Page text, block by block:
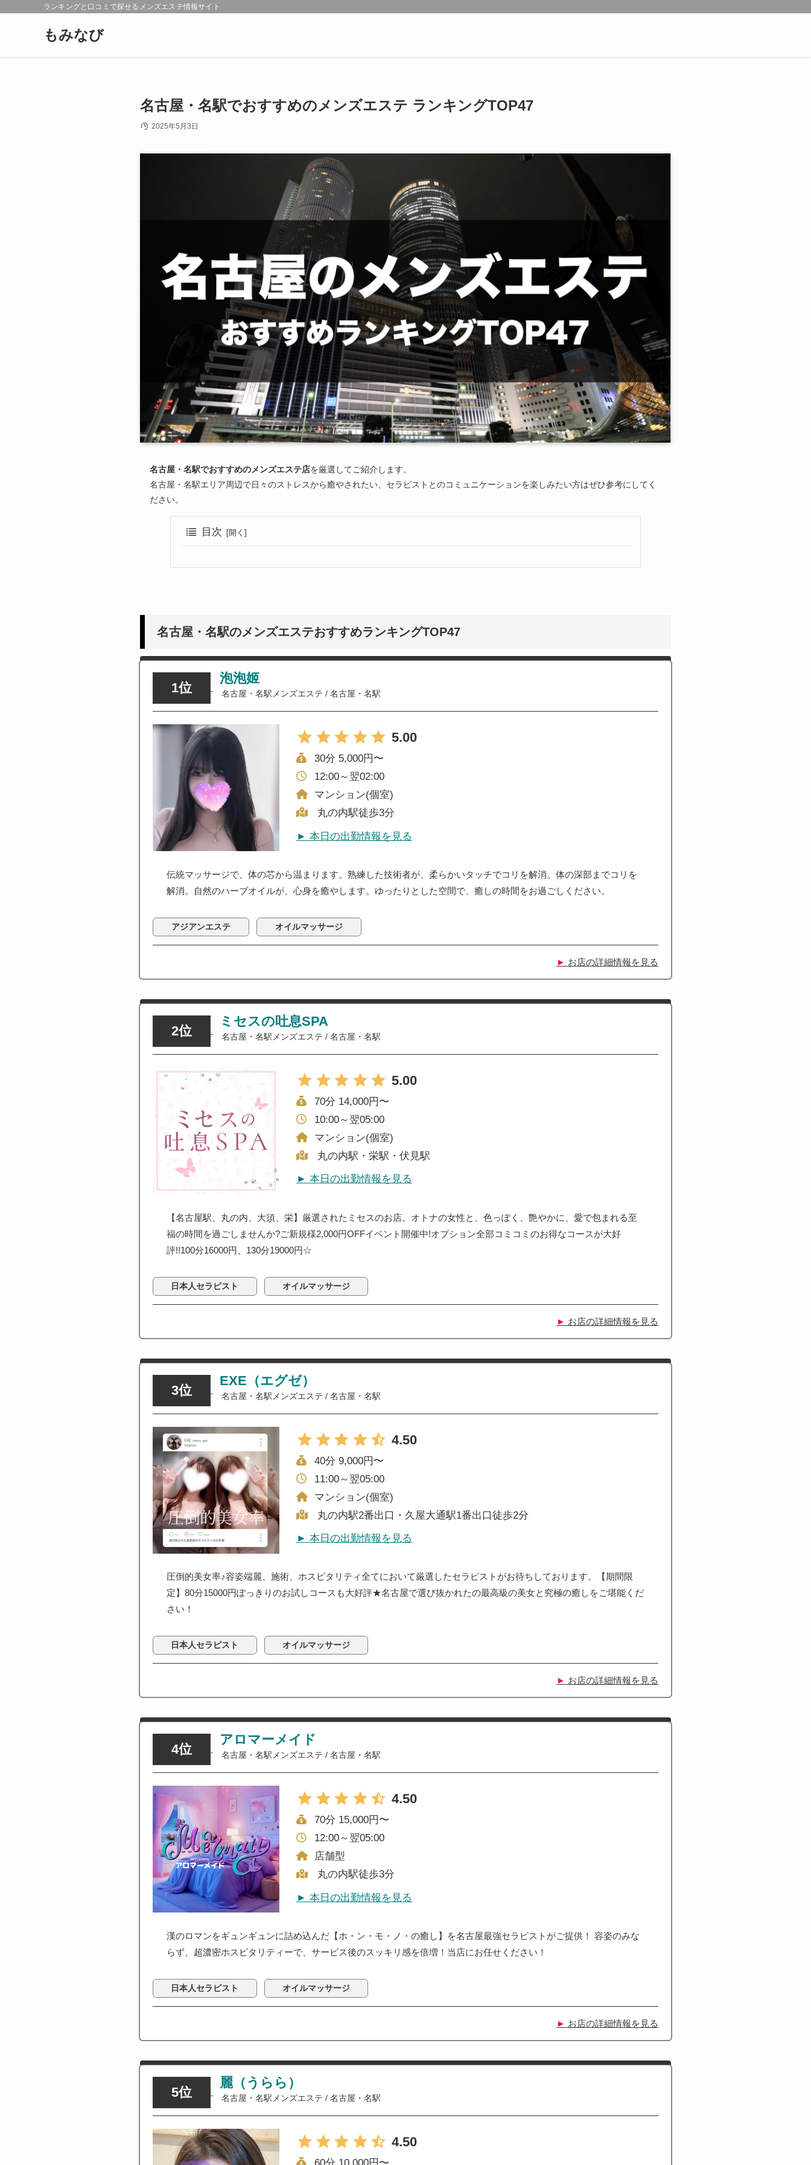
ランキングと口コミで探せるメンズエステ情報サイト
もみなび
名古屋・名駅でおすすめのメンズエステ ランキングTOP47
2025年5月3日
名古屋・名駅でおすすめのメンズエステ店を厳選してご紹介します。
名古屋・名駅エリア周辺で日々のストレスから癒やされたい、セラピストとのコミュニケーションを楽しみたい方はぜひ参考にしてく
ださい。
目次
名古屋・名駅のメンズエステおすすめランキングTOP47
1位
泡泡姬
名古屋・名駅メンズエステ / 名古屋・名駅
5.00
30分 5,000円〜
12:00～翌02:00
マンション(個室)
丸の内駅徒歩3分
► 本日の出勤情報を見る
伝統マッサージで、体の芯から温まります。熟練した技術者が、柔らかいタッチでコリを解消。体の深部までコリを
解消。自然のハーブオイルが、心身を癒やします。ゆったりとした空間で、癒しの時間をお過ごしください。
アジアンエステ オイルマッサージ
► お店の詳細情報を見る
2位
ミセスの吐息SPA
名古屋・名駅メンズエステ / 名古屋・名駅
5.00
70分 14,000円〜
10:00～翌05:00
マンション(個室)
丸の内駅・栄駅・伏見駅
► 本日の出勤情報を見る
【名古屋駅、丸の内、大須、栄】厳選されたミセスのお店。オトナの女性と、色っぽく、艶やかに、愛で包まれる至
福の時間を過ごしませんか?ご新規様2,000円OFFイベント開催中!オプション全部コミコミのお得なコースが大好
評!!100分16000円、130分19000円☆
日本人セラピスト オイルマッサージ
► お店の詳細情報を見る
3位
EXE（エグゼ）
名古屋・名駅メンズエステ / 名古屋・名駅
4.50
40分 9,000円〜
11:00～翌05:00
マンション(個室)
丸の内駅2番出口・久屋大通駅1番出口徒歩2分
► 本日の出勤情報を見る
圧倒的美女率♪容姿端麗、施術、ホスピタリティ全てにおいて厳選したセラピストがお待ちしております。【期間限
定】80分15000円ぽっきりのお試しコースも大好評★名古屋で選び抜かれたの最高級の美女と究極の癒しをご堪能くだ
さい！
日本人セラピスト オイルマッサージ
► お店の詳細情報を見る
4位
アロマーメイド
名古屋・名駅メンズエステ / 名古屋・名駅
4.50
70分 15,000円〜
12:00～翌05:00
店舗型
丸の内駅徒歩3分
► 本日の出勤情報を見る
漢のロマンをギュンギュンに詰め込んだ【ホ・ン・モ・ノ・の癒し】を名古屋最強セラピストがご提供！ 容姿のみな
らず、超濃密ホスピタリティーで、サービス後のスッキリ感を倍増！当店にお任せください！
日本人セラピスト オイルマッサージ
► お店の詳細情報を見る
5位
麗（うらら）
名古屋・名駅メンズエステ / 名古屋・名駅
4.50